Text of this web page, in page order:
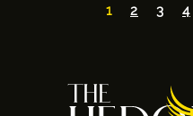
1 2 3 4